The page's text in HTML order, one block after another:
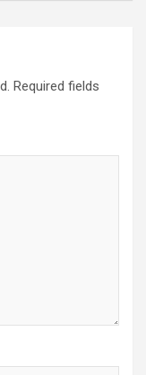
Required fields